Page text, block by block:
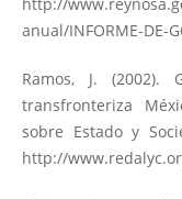
anual/INFORME-DE-
Ramos, J. (2002).
transfronteriza
sobre Estado y
http://